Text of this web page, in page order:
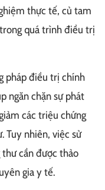
thực tế, củ tam
quá trình điều trị
pháp điều trị chính
ngăn chặn sự phát
các triệu chứng
Tuy nhiên, việc sử
cần được thảo
gia y tế.